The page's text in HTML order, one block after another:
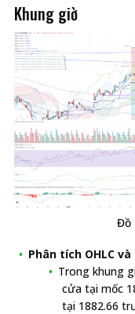
Khung giờ
Đồ
Phân tích OHLC
Trong khung
cửa tại mốc
tại 1882.66